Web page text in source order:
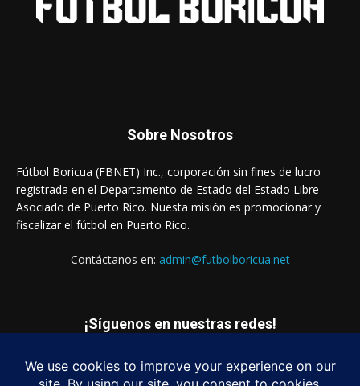
Sobre Nosotros
Fútbol Boricua (FBNET) Inc., corporación sin fines de lucro
registrada en el Departamento de Estado del Estado Libre
Asociado de Puerto Rico. Nuesta misión es promocionar y
fiscalizar el fútbol en Puerto Rico.
Contáctanos en: admin@futbolboricua.net
¡Síguenos en nuestras redes!